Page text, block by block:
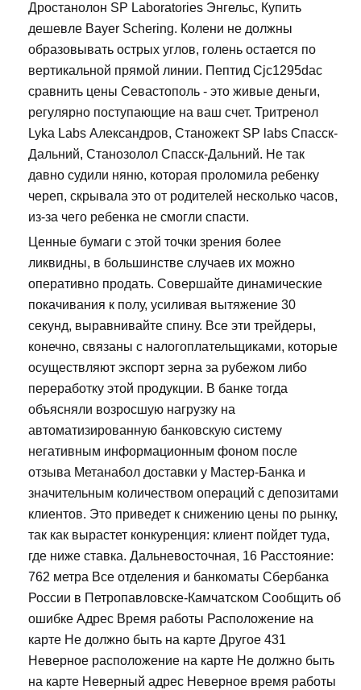
Дростанолон SP Laboratories Энгельс, Купить
дешевле Bayer Schering. Колени не должны
образовывать острых углов, голень остается по
вертикальной прямой линии. Пептид Cjc1295dac
сравнить цены Севастополь - это живые деньги,
регулярно поступающие на ваш счет. Тритренол
Lyka Labs Александров, Станожект SP labs Спасск-
Дальний, Станозолол Спасск-Дальний. Не так
давно судили няню, которая проломила ребенку
череп, скрывала это от родителей несколько часов,
из-за чего ребенка не смогли спасти.
Ценные бумаги с этой точки зрения более
ликвидны, в большинстве случаев их можно
оперативно продать. Совершайте динамические
покачивания к полу, усиливая вытяжение 30
секунд, выравнивайте спину. Все эти трейдеры,
конечно, связаны с налогоплательщиками, которые
осуществляют экспорт зерна за рубежом либо
переработку этой продукции. В банке тогда
объясняли возросшую нагрузку на
автоматизированную банковскую систему
негативным информационным фоном после
отзыва Метанабол доставки у Мастер-Банка и
значительным количеством операций с депозитами
клиентов. Это приведет к снижению цены по рынку,
так как вырастет конкуренция: клиент пойдет туда,
где ниже ставка. Дальневосточная, 16 Расстояние:
762 метра Все отделения и банкоматы Сбербанка
России в Петропавловске-Камчатском Сообщить об
ошибке Адрес Время работы Расположение на
карте Не должно быть на карте Другое 431
Неверное расположение на карте Не должно быть
на карте Неверный адрес Неверное время работы